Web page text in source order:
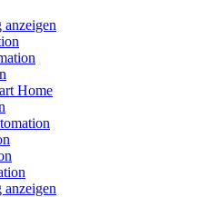
anzeigen
Home
anzeigen